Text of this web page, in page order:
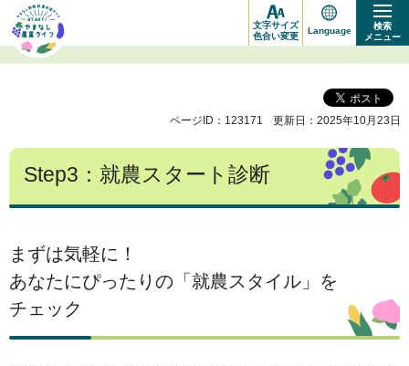
や
ま
な
規
就
農
応
援
サ
イ
文字サイズ
色合い変更
Language
検索
メニュー
ページID：123171 更新日：2025年10月23日
Step3：就農スタート診断
まずは気軽に！
あなたにぴったりの「就農スタイル」を
チェック